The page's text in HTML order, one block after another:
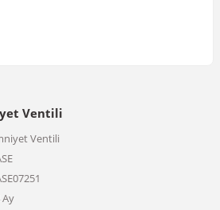
Ventili
Ventili
Ay